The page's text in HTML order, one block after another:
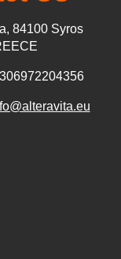
84100 Syros